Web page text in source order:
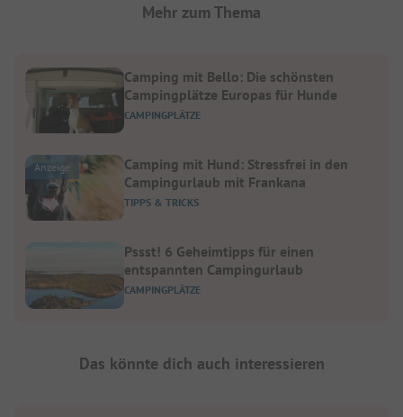
Mehr zum Thema
CAMPINGPLÄTZE
Camping mit Bello: Die schönsten
Campingplätze Europas für Hunde
Anzeige
TIPPS & TRICKS
Camping mit Hund: Stressfrei in den
Campingurlaub mit Frankana
CAMPINGPLÄTZE
Pssst! 6 Geheimtipps für einen
entspannten Campingurlaub
Das könnte dich auch interessieren